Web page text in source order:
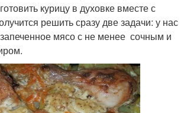
курицу в духовке вместе с
решить сразу две задачи: у нас
мясо с не менее сочным и